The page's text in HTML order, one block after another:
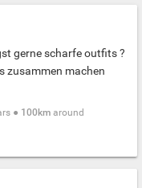
gerne scharfe outfits ?
zusammen machen
● 100km around